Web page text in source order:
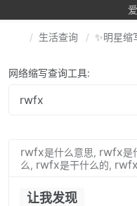
生活查询 ✨明星缩
网络缩写查询工具:
rwfx是什么意思, rwfx是
么, rwfx是干什么的, rwfx
让我发现